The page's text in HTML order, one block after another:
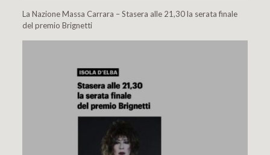
La Nazione Massa Carrara – Stasera alle 21,30 la serata finale
del premio Brignetti